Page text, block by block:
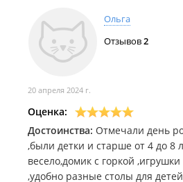
Ольга
Отзывов2
20 апреля 2024 г.
Оценка:
Достоинства: Отмечали день
,были детки и старше от 4 до 8
весело,домик с горкой
,удобно разные столы для